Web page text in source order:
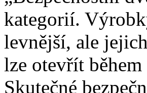
kategorií.
levnější, ale
lze otevřít
Skutečné